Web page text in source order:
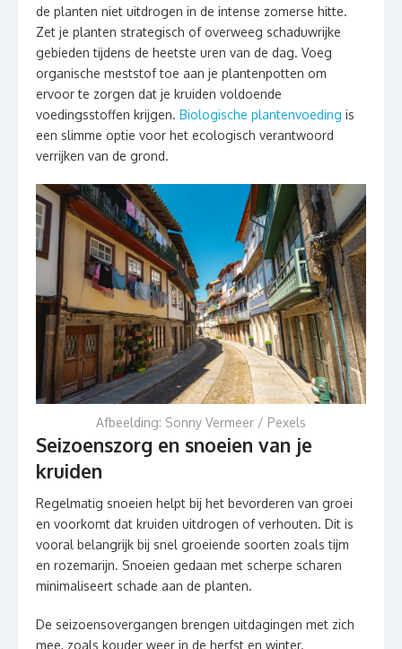
de planten niet uitdrogen in de intense zomerse hitte.
Zet je planten strategisch of overweeg schaduwrijke
gebieden tijdens de heetste uren van de dag. Voeg
organische meststof toe aan je plantenpotten om
ervoor te zorgen dat je kruiden voldoende
voedingsstoffen krijgen. Biologische plantenvoeding is
een slimme optie voor het ecologisch verantwoord
verrijken van de grond.
Afbeelding: Sonny Vermeer / Pexels
Seizoenszorg en snoeien van je
kruiden
Regelmatig snoeien helpt bij het bevorderen van groei
en voorkomt dat kruiden uitdrogen of verhouten. Dit is
vooral belangrijk bij snel groeiende soorten zoals tijm
en rozemarijn. Snoeien gedaan met scherpe scharen
minimaliseert schade aan de planten.
De seizoensovergangen brengen uitdagingen met zich
mee, zoals kouder weer in de herfst en winter.